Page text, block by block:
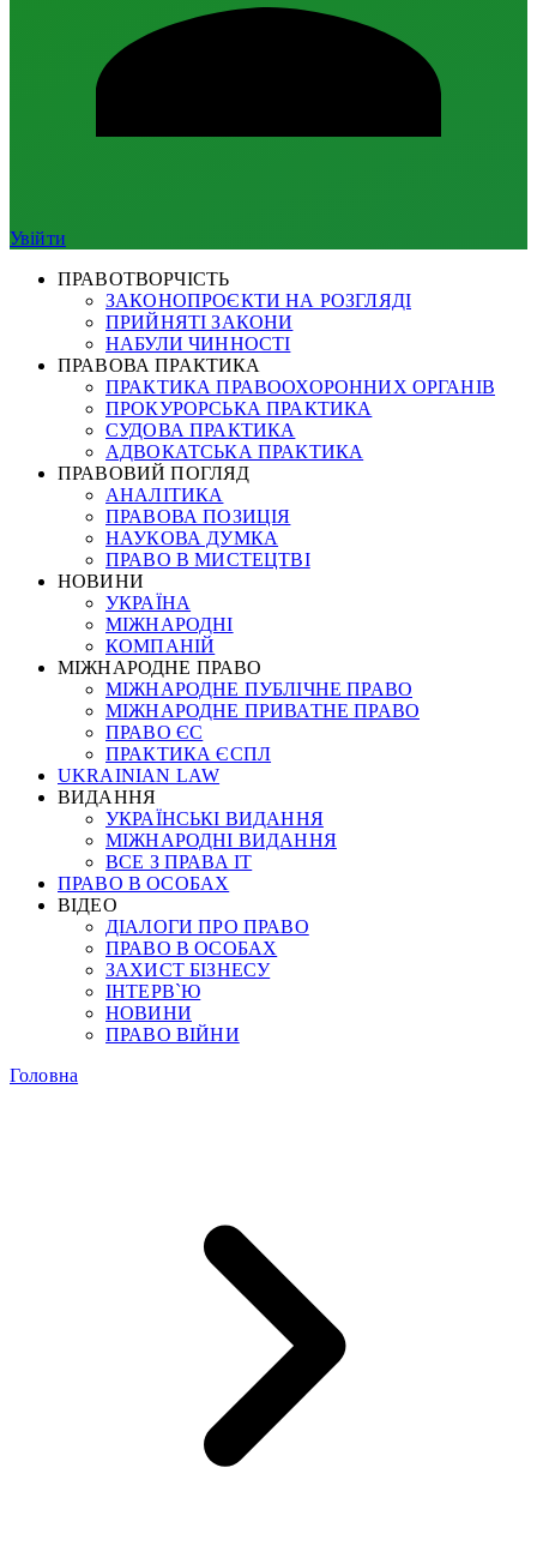
Увійти
ПРАВОТВОРЧІСТЬ
ЗАКОНОПРОЄКТИ НА РОЗГЛЯДІ
ПРИЙНЯТІ ЗАКОНИ
НАБУЛИ ЧИННОСТІ
ПРАВОВА ПРАКТИКА
ПРАКТИКА ПРАВООХОРОННИХ ОРГАНІВ
ПРОКУРОРСЬКА ПРАКТИКА
СУДОВА ПРАКТИКА
АДВОКАТСЬКА ПРАКТИКА
ПРАВОВИЙ ПОГЛЯД
АНАЛІТИКА
ПРАВОВА ПОЗИЦІЯ
НАУКОВА ДУМКА
ПРАВО В МИСТЕЦТВІ
НОВИНИ
УКРАЇНА
МІЖНАРОДНІ
КОМПАНІЙ
МІЖНАРОДНЕ ПРАВО
МІЖНАРОДНЕ ПУБЛІЧНЕ ПРАВО
МІЖНАРОДНЕ ПРИВАТНЕ ПРАВО
ПРАВО ЄС
ПРАКТИКА ЄСПЛ
UKRAINIAN LAW
ВИДАННЯ
УКРАЇНСЬКІ ВИДАННЯ
МІЖНАРОДНІ ВИДАННЯ
ВСЕ З ПРАВА ІТ
ПРАВО В ОСОБАХ
ВІДЕО
ДІАЛОГИ ПРО ПРАВО
ПРАВО В ОСОБАХ
ЗАХИСТ БІЗНЕСУ
ІНТЕРВ`Ю
НОВИНИ
ПРАВО ВІЙНИ
Головна